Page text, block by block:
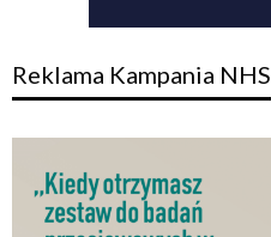
Reklama Kampania NHS